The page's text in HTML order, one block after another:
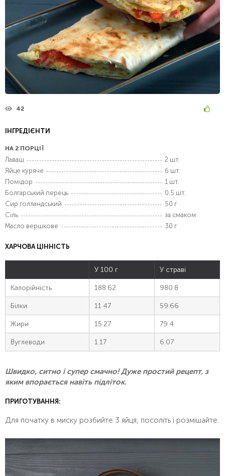
42
ІНГРЕДІЄНТИ
НА 2 ПОРЦІЇ
Лаваш
2 шт.
Яйце куряче
6 шт.
Помідор
1 шт.
Болгарський перець
0.5 шт.
Сир голландський
50 г
Сіль
за смаком
Масло вершкове
30 г
ХАРЧОВА ЦІННІСТЬ
У 100 г У страві
Калорійність 188.62 980.8
Білки 11.47 59.66
Жири 15.27 79.4
Вуглеводи 1.17 6.07
Швидко, ситно і супер смачно! Дуже простий рецепт, з
яким впорається навіть підліток.
ПРИГОТУВАННЯ:
Для початку в миску розбийте 3 яйця, посоліть і розмішайте.